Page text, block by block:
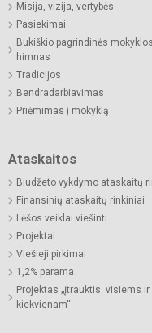
Misija, vizija, vertybės
Pasiekimai
Bukiškio pagrindinės mokyklos
himnas
Tradicijos
Bendradarbiavimas
Priėmimas į mokyklą
Ataskaitos
Biudžeto vykdymo ataskaitų
Finansinių ataskaitų rinkiniai
Lėšos veiklai viešinti
Projektai
Viešieji pirkimai
1,2% parama
Projektas „Įtrauktis: visiems ir
kiekvienam“